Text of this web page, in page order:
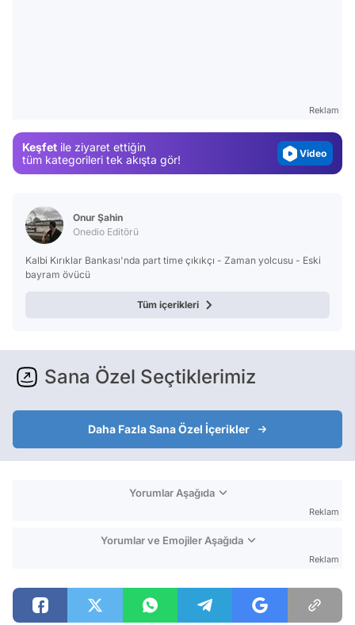
Reklam
Keşfet ile ziyaret ettiğin
tüm kategorileri tek akışta gör!
Test
Onur Şahin
Onedio Editörü
Kalbi Kırıklar Bankası'nda part time çıkıkçı - Zaman yolcusu - Eski
bayram övücü
Tüm içerikleri
Sana Özel Seçtiklerimiz
Daha Fazla Sana Özel İçerikler
Yorumlar Aşağıda
Reklam
Yorumlar ve Emojiler Aşağıda
Reklam